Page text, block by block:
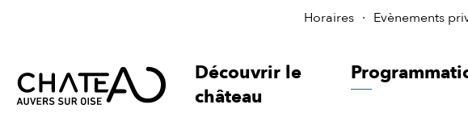
Horaires Evènements
Découvrir le
château